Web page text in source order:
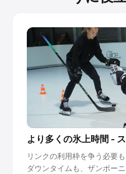
潤滑剤を放出します。滑れば滑
Tongue & Groove構造
パネルは寄木細工のように連結
ョイントがシームレスな表面を
100%平らで、足元では検出でき
どこにでも設置でき、許可は
パネルはコンクリート、アスフ
ング、またはイベントフローリ
す。固定、穴あけ、建設許可は
は片面で10年以上持ち、リバー
より多くの氷上時間 -
リンクの利用枠を争う必要
ダウンタイムも、ザンボー